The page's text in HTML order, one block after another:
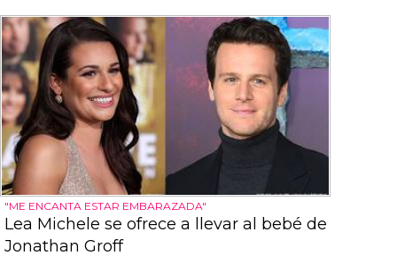
"ME ENCANTA ESTAR EMBARAZADA"
Lea Michele se ofrece a llevar al bebé de
Jonathan Groff